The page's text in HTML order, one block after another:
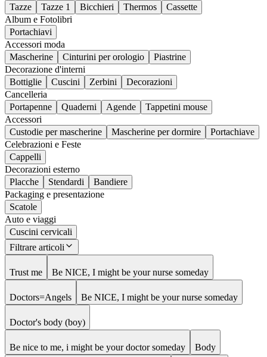
Tazze
Tazze 1 Bicchieri Thermos
Cassette
Album e Fotolibri
Portachiavi
Accessori moda
Mascherine
Cinturini per orologio
Piastrine
Decorazione d'interni
Bottiglie
Cuscini Zerbini
Decorazioni
Cancelleria
Portapenne
Quaderni Agende
Tappetini mouse
Accessori
Custodie per mascherine
Mascherine per dormire
Portachiave
Celebrazioni e Feste
Cappelli
Decorazioni esterno
Placche
Stendardi
Bandiere
Packaging e presentazione
Scatole
Auto e viaggi
Cuscini cervicali
Filtrare articoli
Trust me Be NICE, I might be your nurse someday
Doctors=Angels Be NICE, I might be your nurse someday
Doctor's body (boy)
Be nice to me, i might be your doctor someday Body